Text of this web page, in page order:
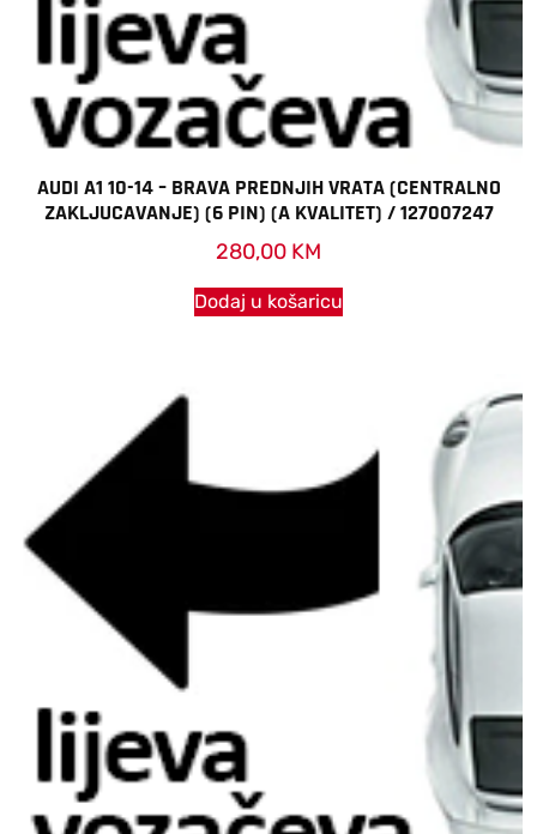
AUDI A1 10-14 – BRAVA PREDNJIH VRATA (CENTRALNO
ZAKLJUCAVANJE) (6 PIN) (A KVALITET) / 127007247
280,00 KM
Dodaj u košaricu